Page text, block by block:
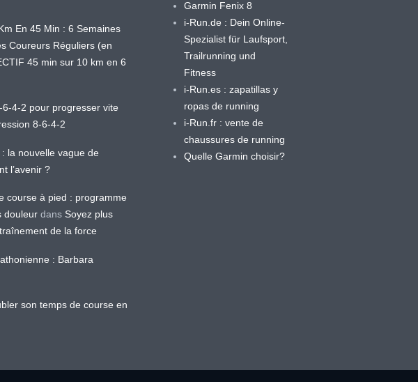
En 45 Min : 6 Semaines
Coureurs Réguliers (en
45 min sur 10 km en 6
4-2 pour progresser vite
8-6-4-2
la nouvelle vague de
l’avenir ?
course à pied : programme
douleur dans Soyez plus
de la force
: Barbara
son temps de course en
Garmin Fenix 8
i-Run.de : Dein Online-
Spezialist für Laufsport,
Trailrunning und
Fitness
i-Run.es : zapatillas y
ropas de running
i-Run.fr : vente de
chaussures de running
Quelle Garmin choisir?